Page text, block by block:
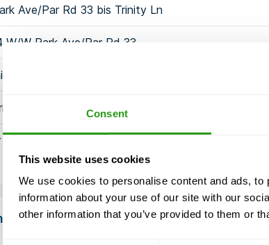
Consent
This website uses cookies
We use cookies to personalise content and ads,
information about your use of our site with our
other information that you’ve provided to them or
Ave/Par Rd 33 bis Trinity Ln
W/W Park Ave/Par Rd 33
Ln
Ln zu bleiben
Seite
City